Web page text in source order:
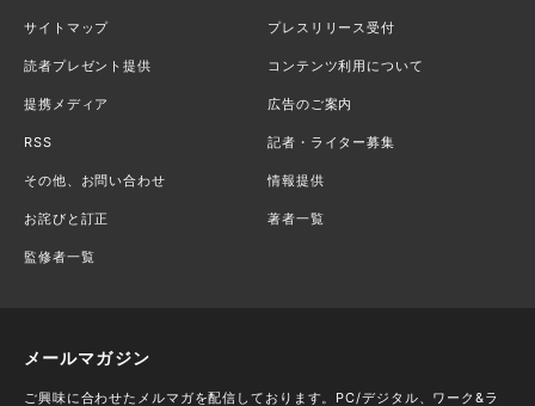
サイトマップ プレスリリース受付
読者プレゼント提供 コンテンツ利用について
提携メディア 広告のご案内
RSS 記者・ライター募集
その他、お問い合わせ 情報提供
お詫びと訂正 著者一覧
監修者一覧
メールマガジン
ご興味に合わせたメルマガを配信しております。PC/デジタル、ワーク&ラ